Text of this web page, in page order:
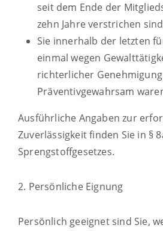
seit dem Ende der
zehn Jahre verstrichen
Sie innerhalb der letzten
einmal wegen
richterlicher
Präventivgewahrsam
Ausführliche Angaben zur
Zuverlässigkeit finden Sie in §
Sprengstoffgesetzes.
2. Persönliche Eignung
Persönlich geeignet sind Sie,